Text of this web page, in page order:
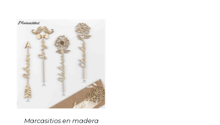
Marcasitios en madera